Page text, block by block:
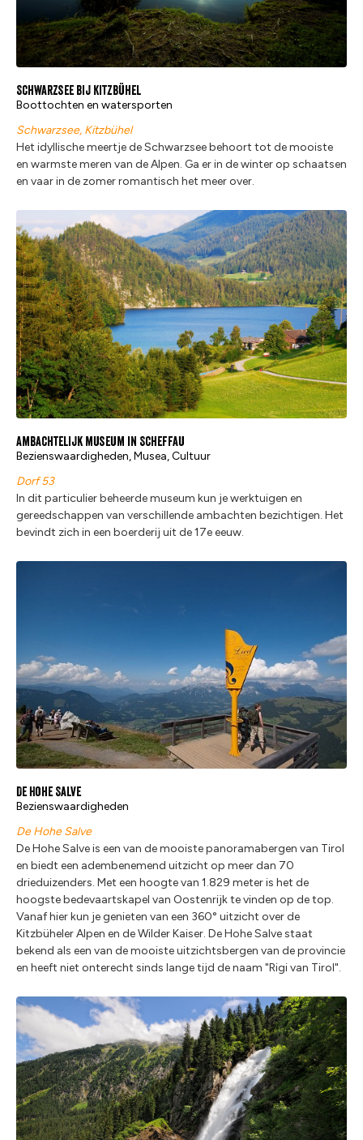
Schwarzsee bij Kitzbühel
Boottochten en watersporten
Schwarzsee, Kitzbühel
Het idyllische meertje de Schwarzsee behoort tot de mooiste
en warmste meren van de Alpen. Ga er in de winter op schaatsen
en vaar in de zomer romantisch het meer over.
Ambachtelijk museum in Scheffau
Bezienswaardigheden, Musea, Cultuur
Dorf 53
In dit particulier beheerde museum kun je werktuigen en
gereedschappen van verschillende ambachten bezichtigen. Het
bevindt zich in een boerderij uit de 17e eeuw.
De Hohe Salve
Bezienswaardigheden
De Hohe Salve
De Hohe Salve is een van de mooiste panoramabergen van Tirol
en biedt een adembenemend uitzicht op meer dan 70
drieduizenders. Met een hoogte van 1.829 meter is het de
hoogste bedevaartskapel van Oostenrijk te vinden op de top.
Vanaf hier kun je genieten van een 360° uitzicht over de
Kitzbüheler Alpen en de Wilder Kaiser. De Hohe Salve staat
bekend als een van de mooiste uitzichtsbergen van de provincie
en heeft niet onterecht sinds lange tijd de naam "Rigi van Tirol".